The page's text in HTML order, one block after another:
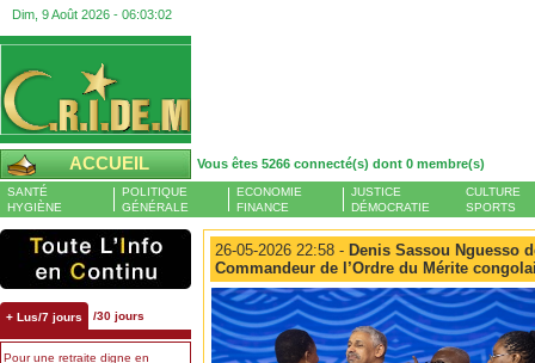
Dim, 9 Août 2026 - 06:03:02
ACCUEIL Vous êtes 5266 connecté(s) dont 0 membre(s)
SANTÉ
HYGIÈNE
POLITIQUE
GÉNÉRALE
ECONOMIE
FINANCE
JUSTICE
DÉMOCRATIE
CULTURE
SPORTS
+ Lus/7 jours /30 jours
Pour une retraite digne en
26-05-2026 22:58 - Denis Sassou Nguesso
Commandeur de l’Ordre du Mérite